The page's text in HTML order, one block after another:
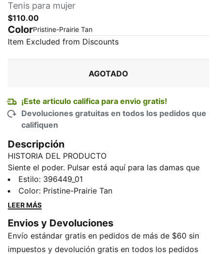
Tenis para mujer
$110.00
ColorPristine-Prairie Tan:
Item Excluded from Discounts
AGOTADO
¡Este articulo califica para envio gratis!
Devoluciones gratuitas en todos los pedidos que
califiquen
Descripción
HISTORIA DEL PRODUCTO
Siente el poder. ​Pulsar está aquí para las damas que
tienen los dedos en el pulso de las tendencias de hoy
y el potencial de mañana. Su diseño está inspirado en
las reinas del hip hop, desde principios de la década
actitud sin complejos y su éxito en la conformación de
un movimiento cultural. El Wedge lo lleva al extremo
con un diseño de cuña progresiva inspirada en correr.
Estilo: 396449_01
Color: Pristine-Prairie Tan
LEER MÁS
Envios y Devoluciones
Envío estándar gratis en pedidos de más de $60 sin
impuestos y devolución gratis en todos los pedidos